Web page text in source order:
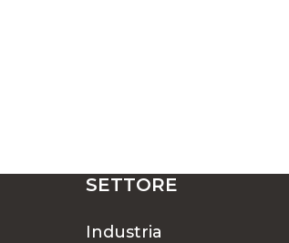
SETTORE
Industria